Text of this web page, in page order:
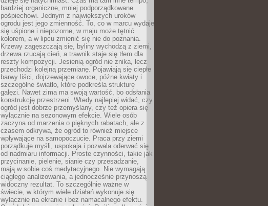
bardziej organiczne, mniej podporządkowane
pośpiechowi. Jednym z największych uroków
ogrodu jest jego zmienność. To, co w marcu wydaje
się uśpione i niepozorne, w maju może tętnić
kolorem, a w lipcu zmienić się nie do poznania.
Krzewy zagęszczają się, byliny wychodzą z ziemi,
drzewa rzucają cień, a trawnik staje się tłem dla
reszty kompozycji. Jesienią ogród nie znika, lecz
przechodzi kolejną przemianę. Pojawiają się ciepłe
barwy liści, dojrzewające owoce, późne kwiaty i
szczególne światło, które podkreśla strukturę
gałęzi. Nawet zima ma swoją wartość, bo odsłania
konstrukcję przestrzeni. Wtedy najlepiej widać, czy
ogród jest dobrze przemyślany, czy też opiera się
wyłącznie na sezonowym efekcie. Wiele osób
zaczyna od marzenia o pięknych rabatach, ale z
czasem odkrywa, że ogród to również miejsce
wpływające na samopoczucie. Praca przy ziemi
porządkuje myśli, uspokaja i pozwala oderwać się
od nadmiaru informacji. Proste czynności, takie jak
przycinanie, pielenie, sianie czy przesadzanie,
mają w sobie coś medytacyjnego. Nie wymagają
ciągłego analizowania, a jednocześnie przynoszą
widoczny rezultat. To szczególnie ważne w
świecie, w którym wiele działań wykonuje się
wyłącznie na ekranie i bez namacalnego efektu.